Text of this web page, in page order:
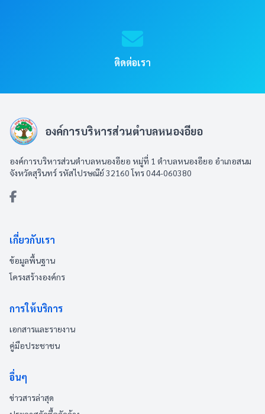
ติดต่อเรา
องค์การบริหารส่วนตำบลหนองอียอ
องค์การบริหารส่วนตำบลหนองอียอ หมู่ที่ 1 ตำบลหนองอียอ อำเภอสนม
จังหวัดสุรินทร์ รหัสไปรษณีย์ 32160 โทร 044-060380
เกี่ยวกับเรา
ข้อมูลพื้นฐาน
โครงสร้างองค์กร
การให้บริการ
เอกสารและรายงาน
คู่มือประชาชน
อื่นๆ
ข่าวสารล่าสุด